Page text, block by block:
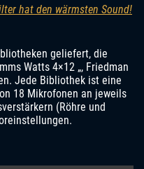
hat den wärmsten Sound!
geliefert, die
Watts 4×12 „, Friedman
Jede Bibliothek ist eine
18 Mikrofonen an jeweils
(Röhre und